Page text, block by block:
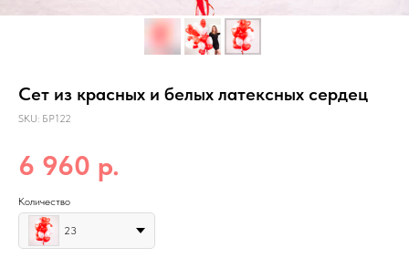
Сет из красных и белых латексных сердец
SKU: БР122
6 960 р.
Количество
23